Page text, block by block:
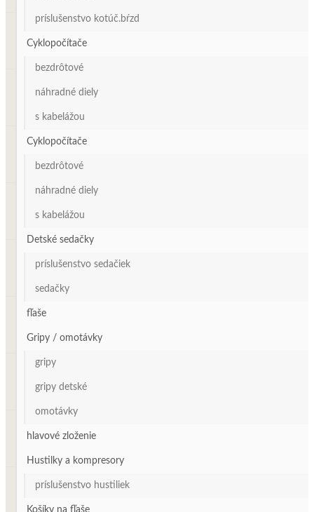
príslušenstvo kotúč.bŕzd
Cyklopočítače
bezdrôtové
náhradné diely
s kabelážou
Cyklopočítače
bezdrôtové
náhradné diely
s kabelážou
Detské sedačky
príslušenstvo sedačiek
sedačky
fľaše
Gripy / omotávky
gripy
gripy detské
omotávky
hlavové zloženie
Hustilky a kompresory
príslušenstvo hustiliek
Košíky na fľaše